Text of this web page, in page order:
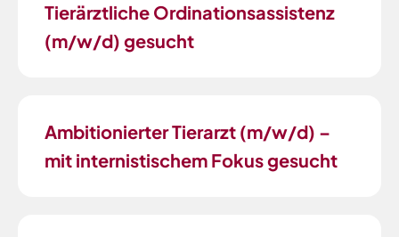
Tierärztliche Ordinationsassistenz
(m/w/d) gesucht
Ambitionierter Tierarzt (m/w/d) –
mit internistischem Fokus gesucht